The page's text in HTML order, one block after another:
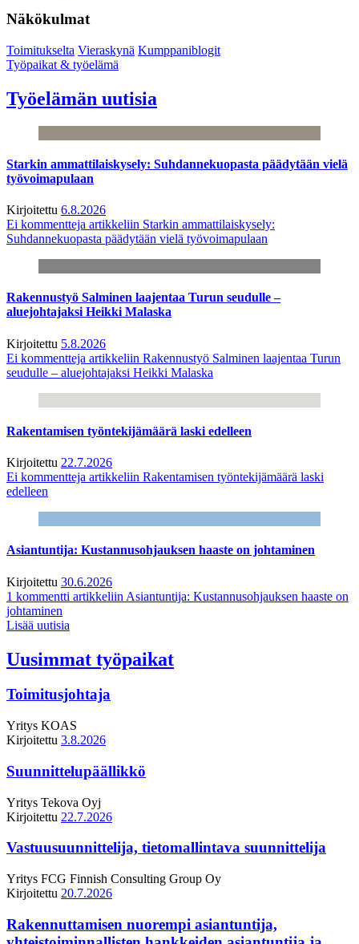
Näkökulmat
Toimitukselta Vieraskynä Kumppaniblogit
Työpaikat & työelämä
Työelämän uutisia
Starkin ammattilaiskysely: Suhdannekuopasta päädytään vielä
työvoimapulaan
Kirjoitettu 6.8.2026
Ei kommentteja artikkeliin Starkin ammattilaiskysely:
Suhdannekuopasta päädytään vielä työvoimapulaan
Rakennustyö Salminen laajentaa Turun seudulle –
aluejohtajaksi Heikki Malaska
Kirjoitettu 5.8.2026
Ei kommentteja artikkeliin Rakennustyö Salminen laajentaa Turun
seudulle – aluejohtajaksi Heikki Malaska
Rakentamisen työntekijämäärä laski edelleen
Kirjoitettu 22.7.2026
Ei kommentteja artikkeliin Rakentamisen työntekijämäärä laski
edelleen
Asiantuntija: Kustannusohjauksen haaste on johtaminen
Kirjoitettu 30.6.2026
1 kommentti artikkeliin Asiantuntija: Kustannusohjauksen haaste on
johtaminen
Lisää uutisia
Uusimmat työpaikat
Toimitusjohtaja
Yritys KOAS
Kirjoitettu 3.8.2026
Suunnittelupäällikkö
Yritys Tekova Oyj
Kirjoitettu 22.7.2026
Vastuusuunnittelija, tietomallintava suunnittelija
Yritys FCG Finnish Consulting Group Oy
Kirjoitettu 20.7.2026
Rakennuttamisen nuorempi asiantuntija,